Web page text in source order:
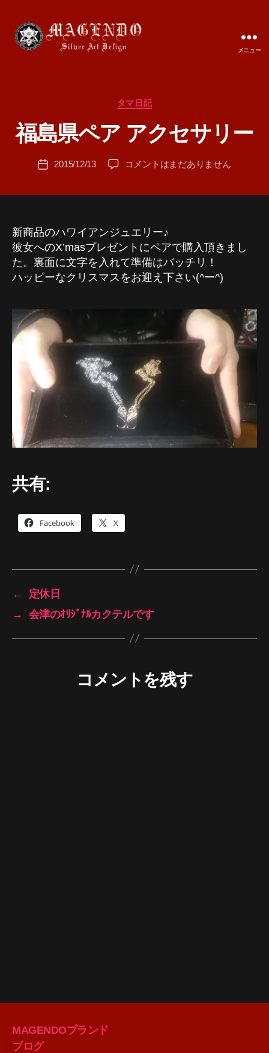
メニュー
カ
ゴ
リ
タマ日記
福島県ペア アクセサリー
成
者
T
投
2015/12/13
福
ア
ク
セ
サ
リ
コメントはまだありません
新商品のハワイアンジュエリー♪
彼女へのX’masプレゼントにペアで購入頂きまし
た。裏面に文字を入れて準備はバッチリ！
ハッピーなクリスマスをお迎え下さい(^ー^)
共有:
Facebook X
←
定休日
→
会津のｵﾘｼﾞﾅﾙカクテルです
コメントを残す
MAGENDOブランド
ブログ